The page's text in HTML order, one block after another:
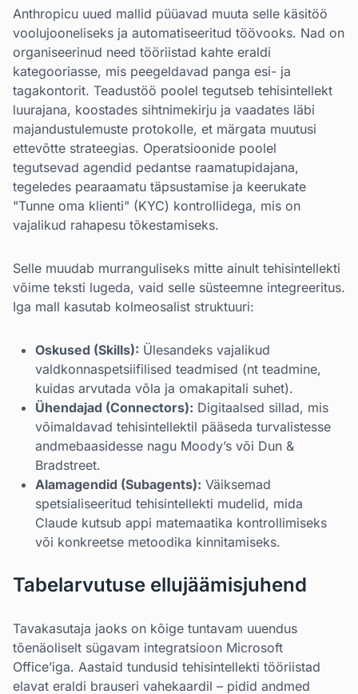
Anthropicu uued mallid püüavad muuta selle käsitöö
voolujooneliseks ja automatiseeritud töövooks. Nad on
organiseerinud need tööriistad kahte eraldi
kategooriasse, mis peegeldavad panga esi- ja
tagakontorit. Teadustöö poolel tegutseb tehisintellekt
luurajana, koostades sihtnimekirju ja vaadates läbi
majandustulemuste protokolle, et märgata muutusi
ettevõtte strateegias. Operatsioonide poolel
tegutsevad agendid pedantse raamatupidajana,
tegeledes pearaamatu täpsustamise ja keerukate
"Tunne oma klienti" (KYC) kontrollidega, mis on
vajalikud rahapesu tõkestamiseks.
Selle muudab murranguliseks mitte ainult tehisintellekti
võime teksti lugeda, vaid selle süsteemne integreeritus.
Iga mall kasutab kolmeosalist struktuuri:
Oskused (Skills): Ülesandeks vajalikud
valdkonnaspetsiifilised teadmised (nt teadmine,
kuidas arvutada võla ja omakapitali suhet).
Ühendajad (Connectors): Digitaalsed sillad, mis
võimaldavad tehisintellektil pääseda turvalistesse
andmebaasidesse nagu Moody’s või Dun &
Bradstreet.
Alamagendid (Subagents): Väiksemad
spetsialiseeritud tehisintellekti mudelid, mida
Claude kutsub appi matemaatika kontrollimiseks
või konkreetse metoodika kinnitamiseks.
Tabelarvutuse ellujäämisjuhend
Tavakasutaja jaoks on kõige tuntavam uuendus
tõenäoliselt sügavam integratsioon Microsoft
Office’iga. Aastaid tundusid tehisintellekti tööriistad
elavat eraldi brauseri vahekaardil – pidid andmed